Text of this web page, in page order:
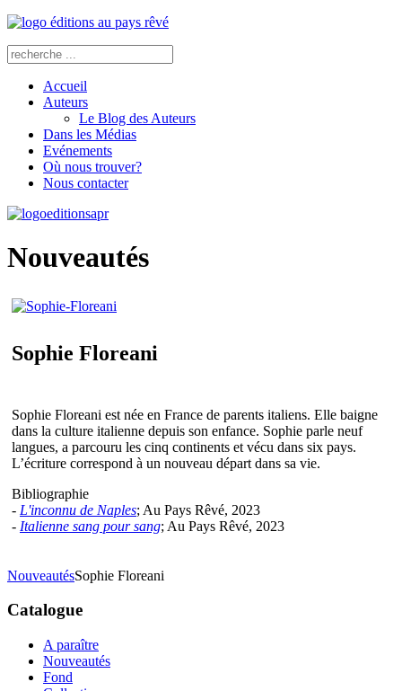
Accueil
Auteurs
Le Blog des Auteurs
Dans les Médias
Evénements
Où nous trouver?
Nous contacter
Nouveautés
Sophie Floreani
Sophie Floreani est née en France de parents italiens. Elle baigne
dans la culture italienne depuis son enfance. Sophie parle neuf
langues, a parcouru les cinq continents et vécu dans six pays.
L’écriture correspond à un nouveau départ dans sa vie.
Bibliographie
- L'inconnu de Naples; Au Pays Rêvé, 2023
- Italienne sang pour sang; Au Pays Rêvé, 2023
NouveautésSophie Floreani
Catalogue
A paraître
Nouveautés
Fond